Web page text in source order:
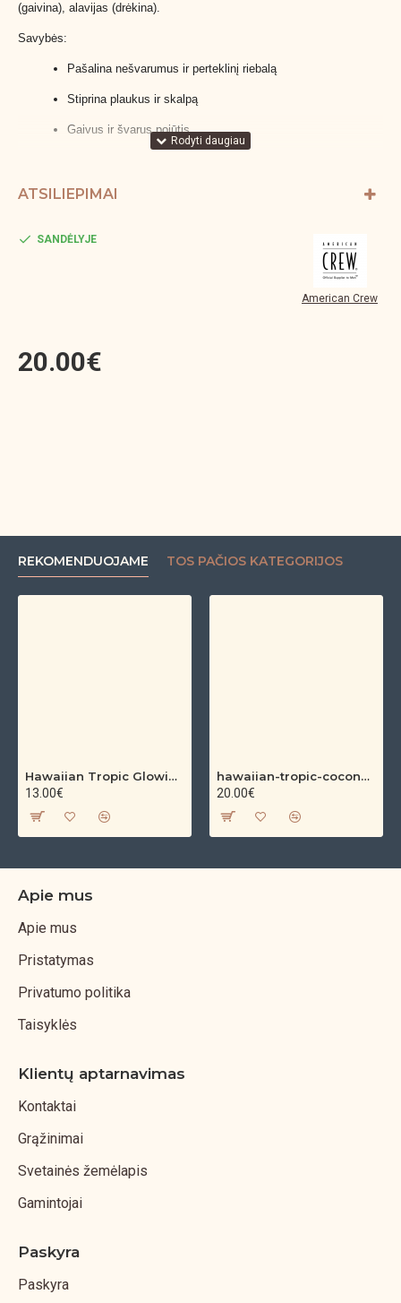
(gaivina), alavijas (drėkina).
Savybės:
Pašalina nešvarumus ir perteklinį riebalą
Stiprina plaukus ir skalpą
Gaivus ir švarus pojūtis
ATSILIEPIMAI
20.00€
SANDĖLYJE
American Crew
REKOMENDUOJAME TOS PAČIOS KATEGORIJOS
Hawaiian Tropic Glowing Oil – bronzinantis kūno aliejus su spindesiu (200 ml)
13.00€
hawaiian-tropic-coconut-argan-dry-oil-spf-30-spray-200ml
20.00€
Apie mus
Apie mus
Pristatymas
Privatumo politika
Taisyklės
Klientų aptarnavimas
Kontaktai
Grąžinimai
Svetainės žemėlapis
Gamintojai
Paskyra
Paskyra